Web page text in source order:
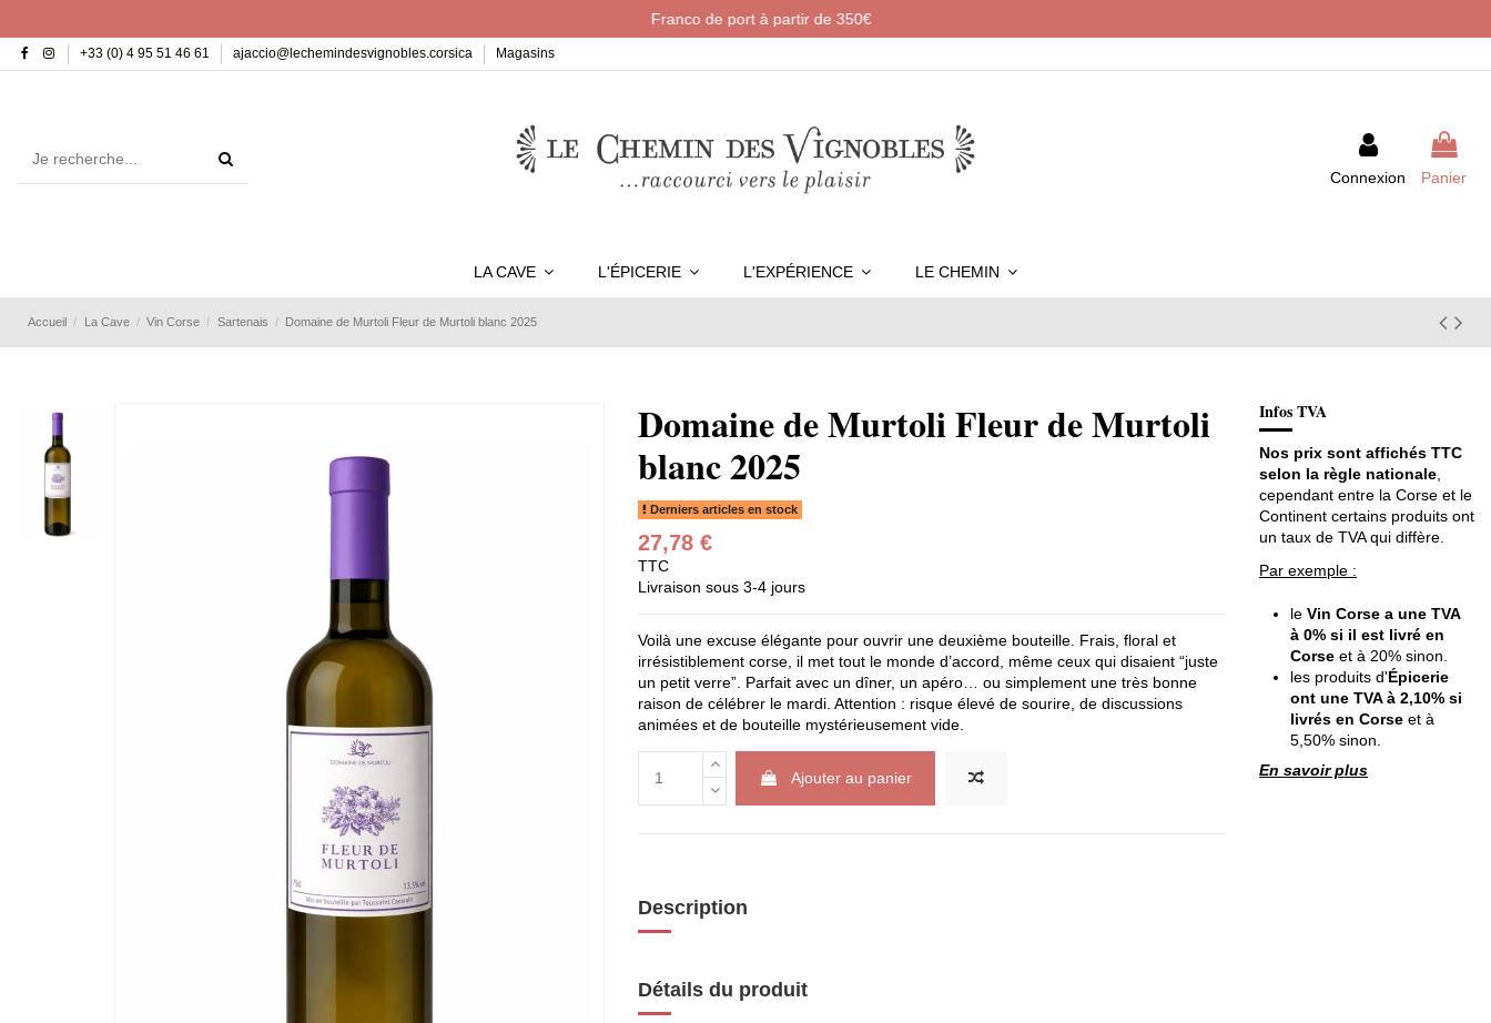
Franco de port à partir de 350€
+33 (0) 4 95 51 46 61 ajaccio@lechemindesvignobles.corsica Magasins
Connexion Panier
LA CAVE L'ÉPICERIE L'EXPÉRIENCE LE CHEMIN
Accueil La Cave Vin Corse Sartenais Domaine de Murtoli Fleur de Murtoli blanc 2025
Domaine de Murtoli Fleur de Murtoli
blanc 2025
Derniers articles en stock
27,78 €
TTC
Livraison sous 3-4 jours
Voilà une excuse élégante pour ouvrir une deuxième bouteille. Frais, floral et
irrésistiblement corse, il met tout le monde d’accord, même ceux qui disaient “juste
un petit verre”. Parfait avec un dîner, un apéro… ou simplement une très bonne
raison de célébrer le mardi. Attention : risque élevé de sourire, de discussions
animées et de bouteille mystérieusement vide.
Ajouter au panier
Description
Détails du produit
Infos TVA
Nos prix sont affichés TTC
selon la règle nationale
cependant entre la Corse et le
Continent certains produits ont
un taux de TVA qui diffère.
Par exemple :
le Vin Corse a une TVA
à 0% si il est livré en
Corse et à 20% sinon.
les produits d'Épicerie
ont une TVA à 2,10% si
livrés en Corse et à
5,50% sinon.
En savoir plus